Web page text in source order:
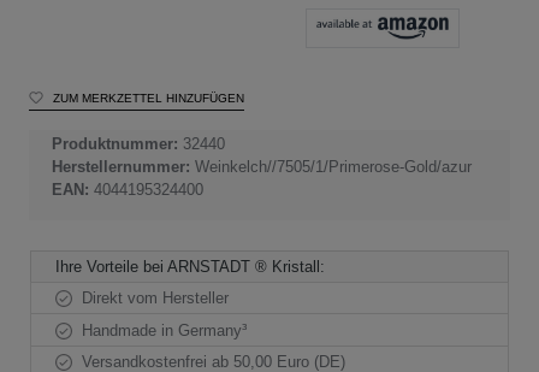
ZUM MERKZETTEL HINZUFÜGEN
Produktnummer: 32440
Herstellernummer:Weinkelch//7505/1/Primerose-Gold/azur
EAN:4044195324400
Ihre Vorteile bei ARNSTADT ® Kristall:
Direkt vom Hersteller
Handmade in Germany³
Versandkostenfrei ab 50,00 Euro (DE)